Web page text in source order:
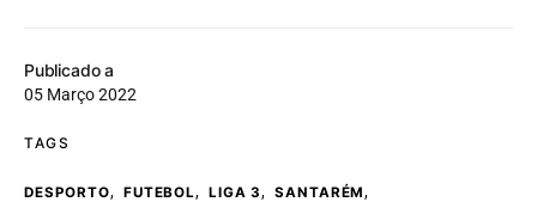
Publicado a
05 Março 2022
TAGS
DESPORTO, FUTEBOL, LIGA 3, SANTARÉM,